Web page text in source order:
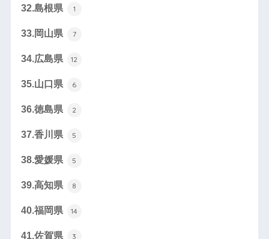
32.島根県 1
33.岡山県 7
34.広島県 12
35.山口県 6
36.徳島県 2
37.香川県 5
38.愛媛県 5
39.高知県 8
40.福岡県 14
41.佐賀県 3